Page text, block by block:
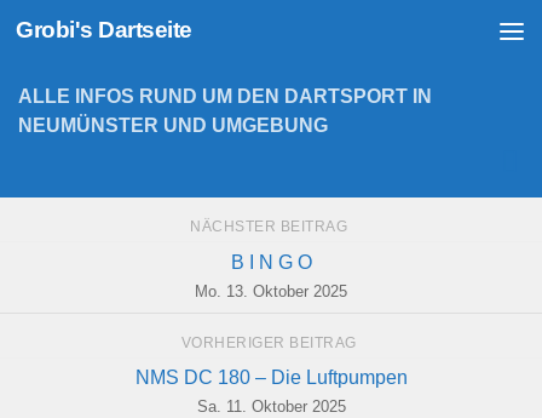
Zum Inhalt springen
Grobi's Dartseite
ALLE INFOS RUND UM DEN DARTSPORT IN
NEUMÜNSTER UND UMGEBUNG
NÄCHSTER BEITRAG
B I N G O
Mo. 13. Oktober 2025
VORHERIGER BEITRAG
NMS DC 180 – Die Luftpumpen
Sa. 11. Oktober 2025